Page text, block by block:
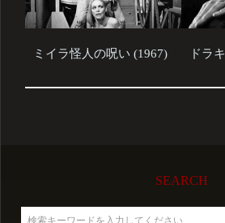
ミイラ怪人の呪い (1967) ドラ
SEARCH